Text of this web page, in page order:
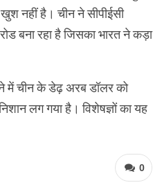
नहीं है। चीन ने सीपीईसी
बना रहा है जिसका भारत ने कड़ा
में चीन के डेढ़ अरब डॉलर को
लग गया है। विशेषज्ञों का यह
0